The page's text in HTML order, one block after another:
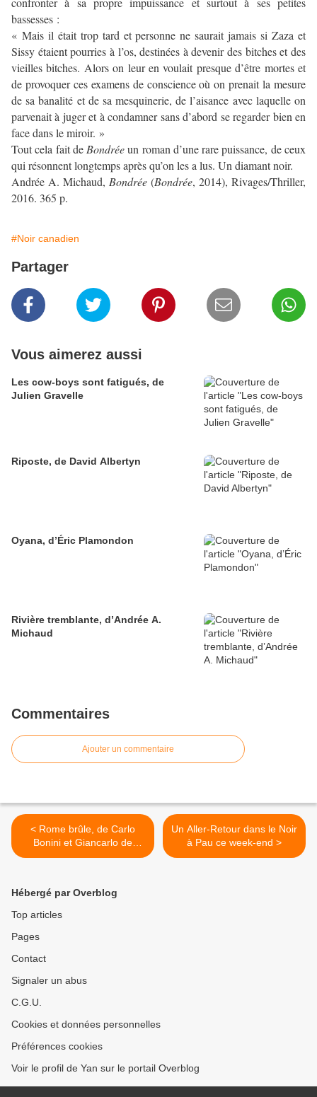
bassesses :
« Mais il était trop tard et personne ne saurait jamais si Zaza et
Sissy étaient pourries à l’os, destinées à devenir des bitches et des
vieilles bitches. Alors on leur en voulait presque d’être mortes et
de provoquer ces examens de conscience où on prenait la mesure
de sa banalité et de sa mesquinerie, de l’aisance avec laquelle on
parvenait à juger et à condamner sans d’abord se regarder bien en
face dans le miroir. »
Tout cela fait de Bondréeun roman d’une rare puissance, de ceux
qui résonnent longtemps après qu’on les a lus. Un diamant noir.
Andrée A. Michaud, Bondrée (Bondrée, 2014), Rivages/Thriller,
2016. 365 p.
#Noir canadien
Partager
Vous aimerez aussi
Les cow-boys sont fatigués, de
Julien Gravelle
Riposte, de David Albertyn
Oyana, d’Éric Plamondon
Rivière tremblante, d’Andrée A.
Michaud
Commentaires
Ajouter un commentaire
< Rome brûle, de Carlo
Bonini et Giancarlo de
Cataldo
Un Aller-Retour dans le Noir
à Pau ce week-end >
Hébergé par Overblog
Top articles
Pages
Contact
Signaler un abus
C.G.U.
Cookies et données personnelles
Préférences cookies
Voir le profil de Yan sur le portail Overblog